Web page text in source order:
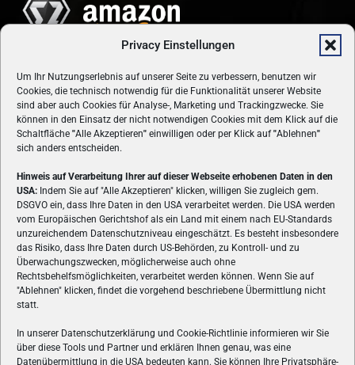
Privacy Einstellungen
Um Ihr Nutzungserlebnis auf unserer Seite zu verbessern, benutzen wir
Cookies, die technisch notwendig für die Funktionalität unserer Website
sind aber auch Cookies für Analyse-, Marketing und Trackingzwecke. Sie
können in den Einsatz der nicht notwendigen Cookies mit dem Klick auf die
Schaltfläche "Alle Akzeptieren" einwilligen oder per Klick auf"Ablehnen"
sich anders entscheiden.
Hinweis auf Verarbeitung Ihrer auf dieser Webseite erhobenen Daten in den
USA: Indem Sie auf "Alle Akzeptieren" klicken, willigen Sie zugleich gem.
DSGVO ein, dass Ihre Daten in den USA verarbeitet werden. Die USA werden
vom Europäischen Gerichtshof als ein Land mit einem nach EU-Standards
unzureichendem Datenschutzniveau eingeschätzt. Es besteht insbesondere
das Risiko, dass Ihre Daten durch US-Behörden, zu Kontroll- und zu
Überwachungszwecken, möglicherweise auch ohne
Rechtsbehelfsmöglichkeiten, verarbeitet werden können. Wenn Sie auf
"Ablehnen" klicken, findet die vorgehend beschriebene Übermittlung nicht
statt.
In unserer Datenschutzerklärung und Cookie-Richtlinie informieren wir Sie
über diese Tools und Partner und erklären Ihnen genau, was eine
Datenübermittlung in die USA bedeuten kann. Sie können Ihre Privatsphäre-
ÜBER UNS
VON GAMERN, FÜR GAMER! Gamers.at ist das älteste Online-
Spielemagazin Österreichs und bringt täglich aktuelle News,
Reviews und Videos zu PC- und Konsolenspielen, Gaming-
Hardware und aus der Welt des e-Sport's.
FOLGE UNS